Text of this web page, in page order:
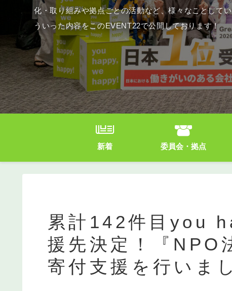
化・取り組みや拠点ごとの活動など、様々なことして
ういった内容をこのEVENT22で公開しております！
新着 委員会・拠点
累計142件目you
援先決定！『NPO
寄付支援を行いま